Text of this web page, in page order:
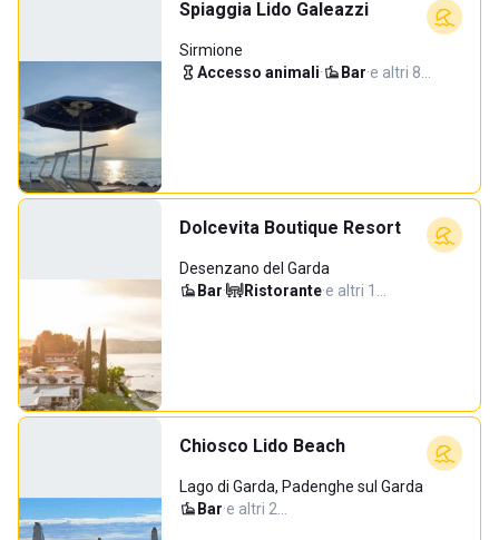
Spiaggia Lido Galeazzi
Sirmione
Accesso animali· Bar·e altri 8…
Dolcevita Boutique Resort
Desenzano del Garda
Bar· Ristorante·e altri 1…
Chiosco Lido Beach
Lago di Garda, Padenghe sul Garda
Bar·e altri 2…